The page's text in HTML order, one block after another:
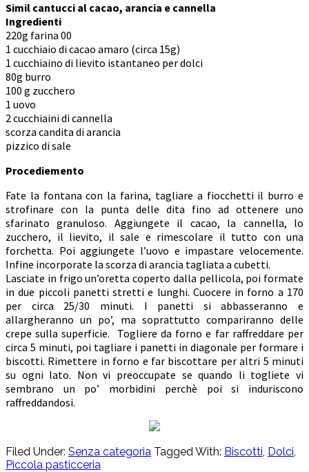
Simil cantucci al cacao, arancia e cannella
Ingredienti
220g farina 00
1 cucchiaio di cacao amaro (circa 15g)
1 cucchiaino di lievito istantaneo per dolci
80g burro
100 g zucchero
1 uovo
2 cucchiaini di cannella
scorza candita di arancia
pizzico di sale
Procediemento
Fate la fontana con la farina, tagliare a fiocchetti il burro e
strofinare con la punta delle dita fino ad ottenere uno
sfarinato granuloso. Aggiungete il cacao, la cannella, lo
zucchero, il lievito, il sale e rimescolare il tutto con una
forchetta. Poi aggiungete l’uovo e impastare velocemente.
Infine incorporate la scorza di arancia tagliata a cubetti.
Lasciate in frigo un’oretta coperto dalla pellicola, poi formate
in due piccoli panetti stretti e lunghi. Cuocere in forno a 170
per circa 25/30 minuti. I panetti si abbasseranno e
allargheranno un po’, ma soprattutto compariranno delle
crepe sulla superficie. Togliere da forno e far raffreddare per
circa 5 minuti, poi tagliare i panetti in diagonale per formare i
biscotti. Rimettere in forno e far biscottare per altri 5 minuti
su ogni lato. Non vi preoccupate se quando li togliete vi
sembrano un po’ morbidini perchè poi si induriscono
raffreddandosi.
Filed Under: Senza categoria Tagged With: Biscotti, Dolci,
Piccola pasticceria